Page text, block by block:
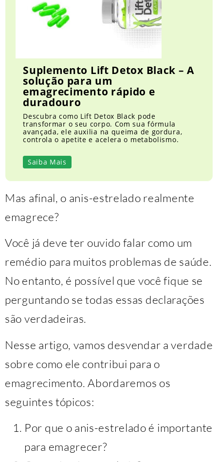
Suplemento Lift Detox Black – A
solução para um
emagrecimento rápido e
duradouro
Descubra como Lift Detox Black pode
transformar o seu corpo. Com sua fórmula
avançada, ele auxilia na queima de gordura,
controla o apetite e acelera o metabolismo.
Saiba Mais
Mas afinal, o anis-estrelado realmente
emagrece?
Você já deve ter ouvido falar como um
remédio para muitos problemas de saúde.
No entanto, é possível que você fique se
perguntando se todas essas declarações
são verdadeiras.
Nesse artigo, vamos desvendar a verdade
sobre como ele contribui para o
emagrecimento. Abordaremos os
seguintes tópicos:
Por que o anis-estrelado é importante
para emagrecer?